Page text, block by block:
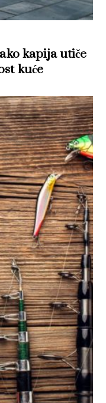
kapija utiče
kuće